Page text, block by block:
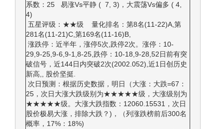
系数：25 易涨Vs平静 ( 7, 3)，大震荡Vs偏多 ( 4,
4)
五星评级：★★级 量化排名：第8名(11-22)A,第
281名(11-21)C,第169名(11-16)B,
涨跌停：近半年，涨停5次,跌停2次。涨停：10-
29,9-25,9-6,9-1,8-25,跌停：10-18,9-28,52日前有突
破信号，近144日内突破2次(2002.052),近1日创历史
新高,, 股价坚挺.
次日预测：根据历史数据，明日（大涨：大跌=67：
25，次日大涨大跌级别为★★★★★级，大涨级别为
★★★★★级。大涨大跌指数：12060.15531，次日
股价极易大涨，排除大跌？)，（列涨跌榜前后300名
概率，17%：18%)